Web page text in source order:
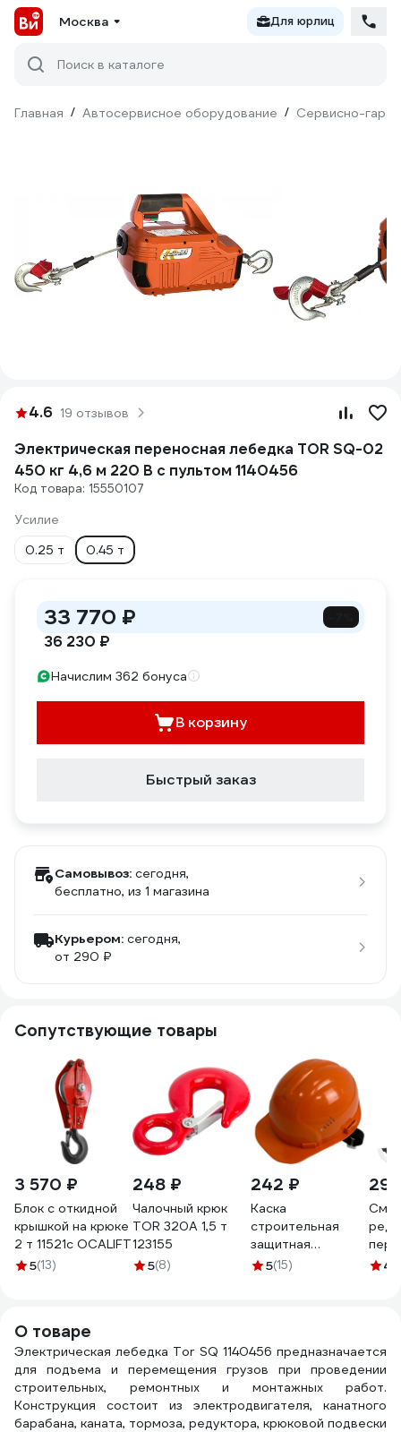
Москва Для юрлиц
Поиск в каталоге
Главная / Автосервисное оборудование / Сервисно-
4.6 19 отзывов
Электрическая переносная лебедка TOR SQ-02
450 кг 4,6 м 220 В с пультом 1140456
Код товара: 15550107
Усилие
0.25 т
0.45 т
33 770 ₽
36 230 ₽
Начислим 362 бонуса
В корзину
Быстрый заказ
Самовывоз: сегодня,
бесплатно, из 1 магазина
Курьером: сегодня,
от 290 ₽
Сопутствующие товары
3 570 ₽
Блок с откидной
крышкой на крюке
2 т 11521c OCALIFT
5(13)
248 ₽
Чалочный крюк
TOR 320А 1,5 т
123155
5(8)
242 ₽
Каска
строительная
защитная
SAMGRUPP
5(15) 4.8
О товаре
Электрическая лебедка Tor SQ 1140456 предназначается
для подъема и перемещения грузов при проведении
строительных, ремонтных и монтажных работ.
Конструкция состоит из электродвигателя, канатного
барабана, каната, тормоза, редуктора, крюковой подвески